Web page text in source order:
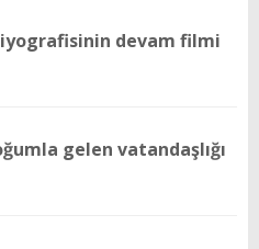
devam filmi
gelen vatandaşlığı